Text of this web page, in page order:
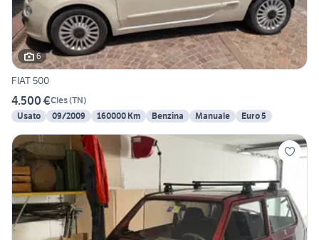
6
FIAT 500
4.500 €Cles(TN)
Usato
09/2009 160000 Km Benzina Manuale Euro 5